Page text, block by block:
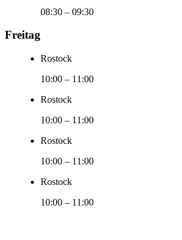
08:30 –09:30
Freitag
Rostock
10:00 – 11:00
Rostock
10:00 – 11:00
Rostock
10:00 – 11:00
Rostock
10:00 – 11:00